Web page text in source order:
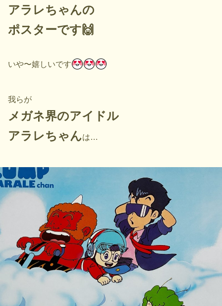
アラレちゃんの
ポスターです🙌
いや〜嬉しいです
我らが
メガネ界のアイドル
アラレちゃんは…